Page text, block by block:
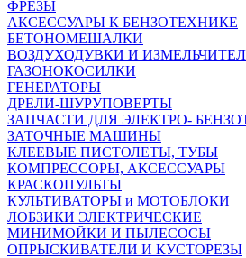
ФРЕЗЫ
АКСЕССУАРЫ К БЕНЗОТЕХНИКЕ
БЕТОНОМЕШАЛКИ
ВОЗДУХОДУВКИ И
ГАЗОНОКОСИЛКИ
ГЕНЕРАТОРЫ
ДРЕЛИ-ШУРУПОВЕРТЫ
ЗАПЧАСТИ ДЛЯ ЭЛЕКТРО-
ЗАТОЧНЫЕ МАШИНЫ
КЛЕЕВЫЕ ПИСТОЛЕТЫ, ТУБЫ
КОМПРЕССОРЫ, АКСЕССУАРЫ
КРАСКОПУЛЬТЫ
КУЛЬТИВАТОРЫ и МОТОБЛОКИ
ЛОБЗИКИ ЭЛЕКТРИЧЕСКИЕ
МИНИМОЙКИ И ПЫЛЕСОСЫ
ОПРЫСКИВАТЕЛИ И КУСТОРЕЗЫ